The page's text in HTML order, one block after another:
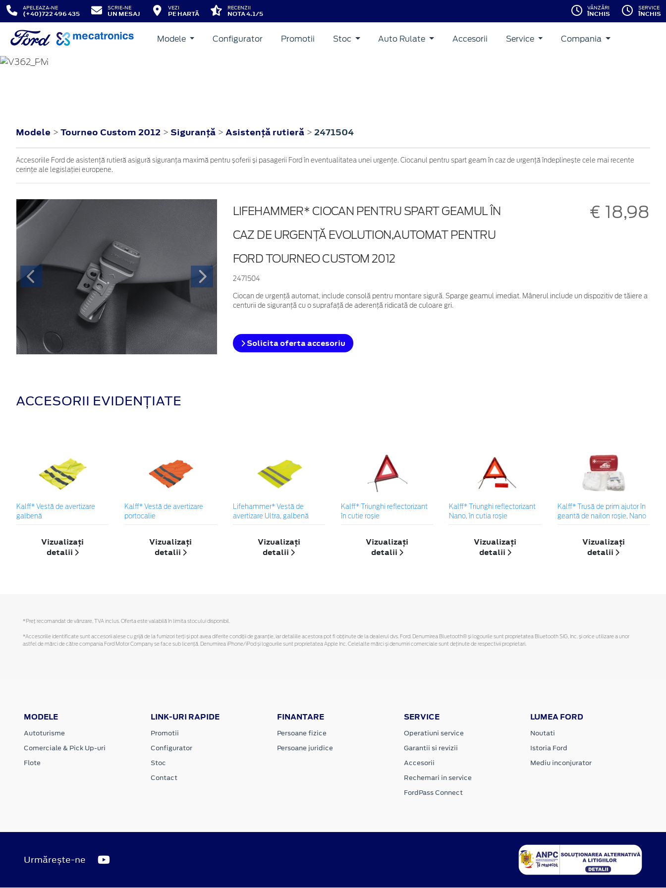
APELEAZA-NE
(+40)722 496 435
SCRIE-NE
UN MESAJ
VEZI
PE HARTĂ
RECENZII
NOTA 4.1/5
VĂNZĂRI
ÎNCHIS
SERVICE
ÎNCHIS
Modele Configurator Promotii Stoc Auto Rulate Accesorii Service Compania
TOURNEO CUSTOM
Modele > Tourneo Custom 2012 > Siguranţă > Asistenţă rutieră > 2471504
Accesoriile Ford de asistență rutieră asigură siguranța maximă pentru șoferii și pasagerii Ford în eventualitatea unei urgențe. Ciocanul pentru spart geam în caz de urgență îndeplinește cele mai recente
cerințe ale legislației europene.
LIFEHAMMER* CIOCAN PENTRU SPART GEAMUL ÎN
CAZ DE URGENŢĂ EVOLUTION,AUTOMAT PENTRU
FORD TOURNEO CUSTOM 2012
2471504
€ 18,98
Ciocan de urgență automat, include consolă pentru montare sigură. Sparge geamul imediat. Mânerul include un dispozitiv de tăiere a
centurii de siguranță cu o suprafață de aderență ridicată de culoare gri.
Solicita oferta accesoriu
ACCESORII EVIDENȚIATE
Kalff* Vestă de avertizare
galbenă
Vizualizați
detalii
Kalff* Vestă de avertizare
portocalie
Vizualizați
detalii
Lifehammer* Vestă de
avertizare Ultra, galbenă
Vizualizați
detalii
Kalff* Triunghi reflectorizant
în cutie roșie
Vizualizați
detalii
Kalff* Triunghi reflectorizant
Nano, în cutia roșie
Vizualizați
detalii
Kalff* Trusă de prim ajutor în
geantă de nailon roșie, Nano
Vizualizați
detalii
*Preţ recomandat de vânzare, TVA inclus. Oferta este valabilă în limita stocului disponibil.
*Accesoriile identificate sunt accesorii alese cu grijă de la furnizori terți și pot avea diferite condiții de garanție, iar detaliile acestora pot fi obținute de la dealerul dvs. Ford. Denumirea Bluetooth® și logourile sunt proprietatea Bluetooth SIG, Inc. și orice utilizare a unor
astfel de mărci de către compania Ford Motor Company se face sub licență. Denumirea iPhone/iPod și logourile sunt proprietatea Apple Inc. Celelalte mărci și denumiri comerciale sunt deținute de respectivii proprietari.
MODELE
Autoturisme
Comerciale & Pick Up-uri
Flote
LINK-URI RAPIDE
Promotii
Configurator
Stoc
Contact
FINANTARE
Persoane fizice
Persoane juridice
SERVICE
Operatiuni service
Garantii si revizii
Accesorii
Rechemari in service
FordPass Connect
LUMEA FORD
Noutati
Istoria Ford
Mediu inconjurator
Urmărește-ne